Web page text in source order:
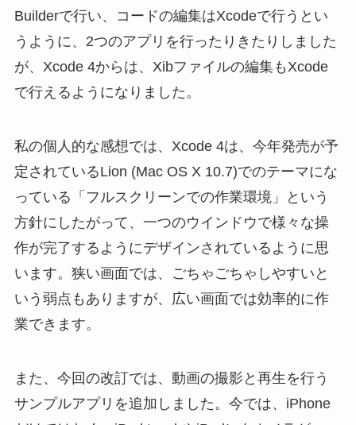
Builderで行い、コードの編集はXcodeで行うとい
うように、2つのアプリを行ったりきたりしました
が、Xcode 4からは、Xibファイルの編集もXcode
で行えるようになりました。
私の個人的な感想では、Xcode 4は、今年発売が予
定されているLion (Mac OS X 10.7)でのテーマにな
っている「フルスクリーンでの作業環境」という
方針にしたがって、一つのウインドウで様々な操
作が完了するようにデザインされているように思
います。狭い画面では、ごちゃごちゃしやすいと
いう弱点もありますが、広い画面では効率的に作
業できます。
また、今回の改訂では、動画の撮影と再生を行う
サンプルアプリを追加しました。今では、iPhone